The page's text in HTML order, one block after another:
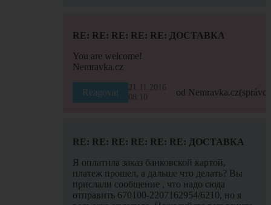
RE: RE: RE: RE: RE: ДОСТАВКА
You are welcome!
Nemravka.cz
Reagovat
21.11.2016
08:10
od Nemravka.cz
RE: RE: RE: RE: RE: RE: ДОСТАВКА
Я оплатила заказ банковской картой,
платеж прошел, а дальше что делать? Вы
прислали сообщение , что надо сюда
отправить 670100-2207162954/6210, но я